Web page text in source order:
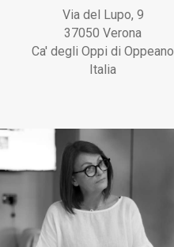
Via del Lupo, 9
37050 Verona
Ca' degli Oppi di Oppeano
Italia